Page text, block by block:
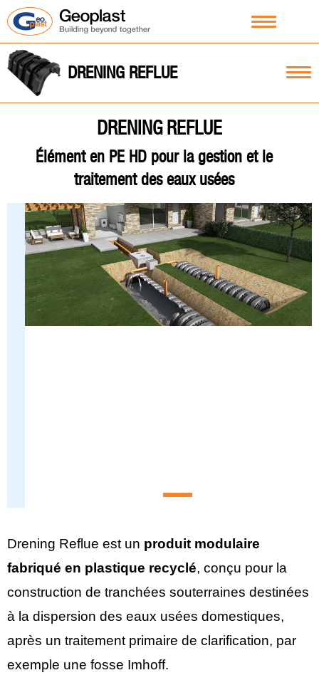
DRENING REFLUE
DRENING REFLUE
Élément en PE HD pour la gestion et le
traitement des eaux usées
Drening Reflue est un produit modulaire
fabriqué en plastique recyclé, conçu pour la
construction de tranchées souterraines destinées
à la dispersion des eaux usées domestiques,
après un traitement primaire de clarification, par
exemple une fosse Imhoff.